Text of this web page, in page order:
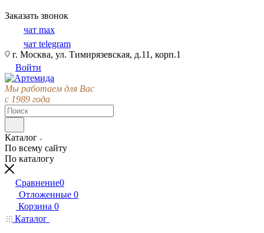
Заказать звонок
чат max
чат telegram
г. Москва, ул. Тимирязевская, д.11, корп.1
Войти
Мы работаем для Вас
с 1989 года
Каталог
По всему сайту
По каталогу
Сравнение0
Отложенные 0
Корзина 0
Каталог